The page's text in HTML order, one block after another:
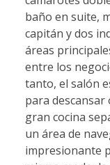
baño en suite,
capitán y dos
áreas
entre los
tanto, el salón
para
gran cocina
un área de
impresionante